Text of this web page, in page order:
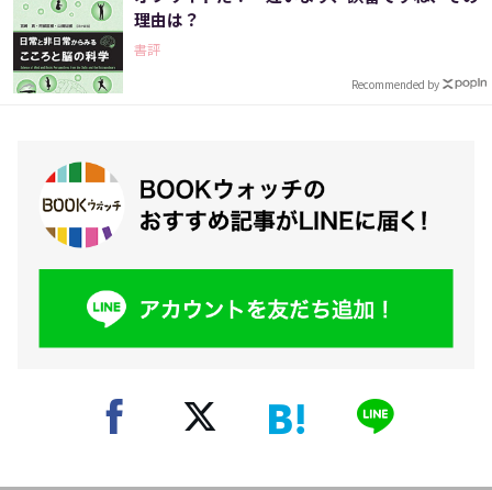
理由は？
書評
Recommended by